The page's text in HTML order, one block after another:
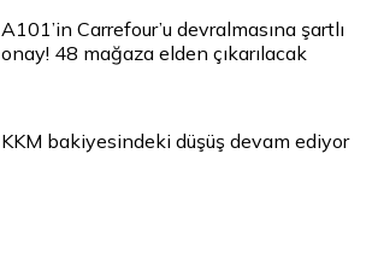
A101’in Carrefour’u devralmasına şartlı
onay! 48 mağaza elden çıkarılacak
KKM bakiyesindeki düşüş devam ediyor